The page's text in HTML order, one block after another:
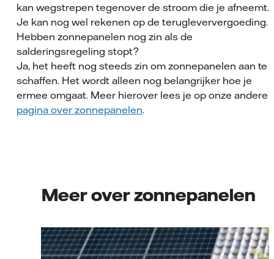
kan wegstrepen tegenover de stroom die je afneemt.
Je kan nog wel rekenen op de terugleververgoeding.
Hebben zonnepanelen nog zin als de
salderingsregeling stopt?
Ja, het heeft nog steeds zin om zonnepanelen aan te
schaffen. Het wordt alleen nog belangrijker hoe je
ermee omgaat. Meer hierover lees je op onze andere
pagina over zonnepanelen.
Meer over zonnepanelen